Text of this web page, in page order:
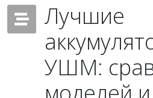
Лучшие
УШМ: